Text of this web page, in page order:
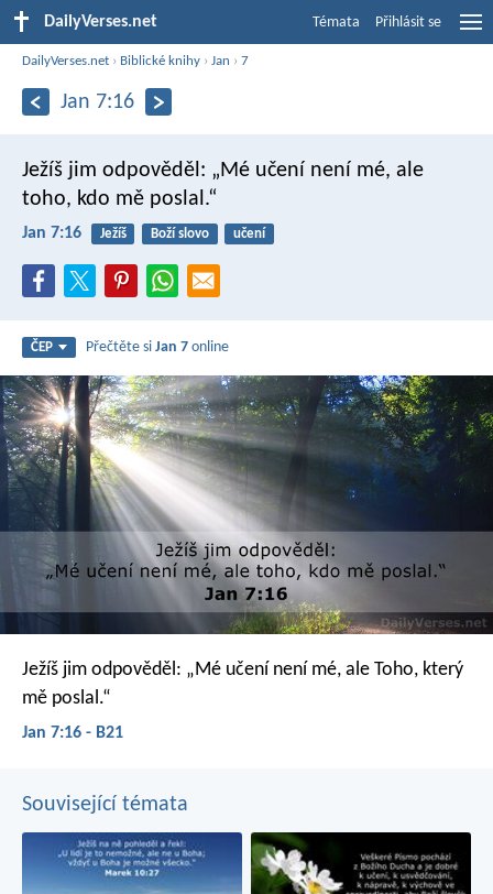
DailyVerses.net Témata Přihlásit se
DailyVerses.net › Biblické knihy ›Jan ›7
Jan 7:16
Ježíš jim odpověděl: „Mé učení není mé, ale
toho, kdo mě poslal.“
Jan 7:16 Ježíš Boží slovo učení
ČEP Přečtěte siJan 7 online
Ježíš jim odpověděl: „Mé učení není mé, ale Toho, který
mě poslal.“
Jan 7:16 - B21
Související témata